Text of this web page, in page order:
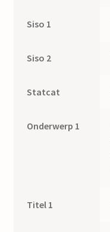
Siso 1
Siso 2
Statcat
Onderwerp 1
Titel 1